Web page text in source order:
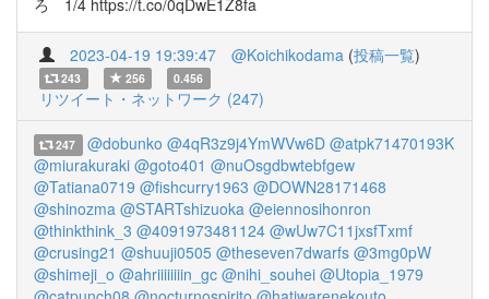
ろ 1/4 https://t.co/0qDwE1Z8fa
2023-04-19 19:39:47 @Koichikodama (投稿一覧)
243 256 0.456
リツイート・ネットワーク (247)
247 @dobunko @4qR3z9j4YmWVw6D @atpk71470193K
@miurakuraki @goto401 @nuOsgdbwtebfgew
@Tatiana0719 @fishcurry1963 @DOWN28171468
@shinozma @STARTshizuoka @eiennosihonron
@thinkthink_3 @4091973481124 @wUw7C11jxsfTxmf
@crusing21 @shuuji0505 @theseven7dwarfs @3mg0pW
@shimeji_o @ahriiiiiiiin_gc @nihi_souhei @Utopia_1979